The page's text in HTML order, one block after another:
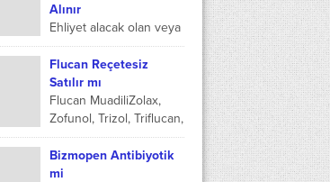
hekimi hangi hastalıklara
bakıyor...
Alınır
Ehliyet alacak olan veya
yeniletecek olan
vatandaşların ihtiyaç
duyduğu sağlık
raporunun nereden
alındığı sürücü ve
sürücü adayı tarafından
araştırılır. Sağlık...
Flucan Reçetesiz
Satılır mı
Flucan MuadiliZolax,
Zofunol, Trizol, Triflucan,
Kandizol, Candimax,
CandidinFlucan Fiyat
202329.07 TLBarkod
Bizmopen Antibiyotik
mi